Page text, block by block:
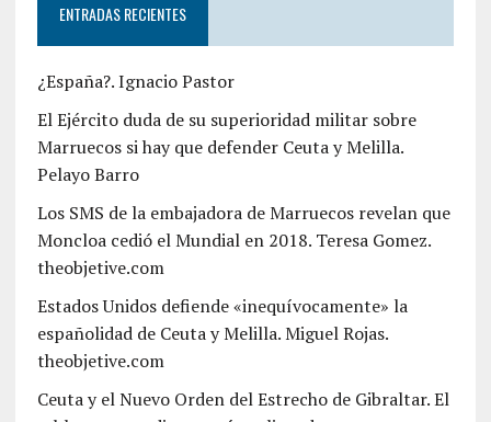
ENTRADAS RECIENTES
¿España?. Ignacio Pastor
El Ejército duda de su superioridad militar sobre
Marruecos si hay que defender Ceuta y Melilla.
Pelayo Barro
Los SMS de la embajadora de Marruecos revelan que
Moncloa cedió el Mundial en 2018. Teresa Gomez.
theobjetive.com
Estados Unidos defiende «inequívocamente» la
españolidad de Ceuta y Melilla. Miguel Rojas.
theobjetive.com
Ceuta y el Nuevo Orden del Estrecho de Gibraltar. El